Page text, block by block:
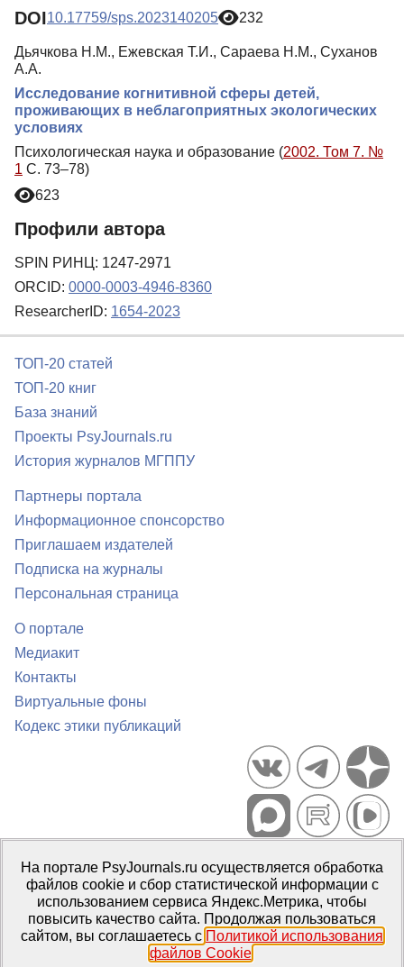
DOI10.17759/sps.2023140205 232
Дьячкова Н.М., Ежевская Т.И., Сараева Н.М., Суханов
А.А.
Исследование когнитивной сферы детей,
проживающих в неблагоприятных экологических
условиях
Психологическая наука и образование (2002. Том 7. №
1 С. 73–78)
623
Профили автора
SPIN РИНЦ: 1247-2971
ORCID: 0000-0003-4946-8360
ResearcherID: 1654-2023
ТОП-20 статей
ТОП-20 книг
База знаний
Проекты PsyJournals.ru
История журналов МГППУ
Партнеры портала
Информационное спонсорство
Приглашаем издателей
Подписка на журналы
Персональная страница
О портале
Медиакит
Контакты
Виртуальные фоны
Кодекс этики публикаций
Портал психологических изданий PsyJournals.ru, 2007–2026
Правила использования материалов
Свидетельство регистрации СМИЭл № ФС77-66447 от 14 июля
2016 г.
Издатель: ФГБОУ ВО МГППУ
На портале PsyJournals.ru осуществляется обработка
файлов cookie и сбор статистической информации с
использованием сервиса Яндекс.Метрика, чтобы
повысить качество сайта. Продолжая пользоваться
сайтом, вы соглашаетесь с Политикой использования
файлов Cookie.